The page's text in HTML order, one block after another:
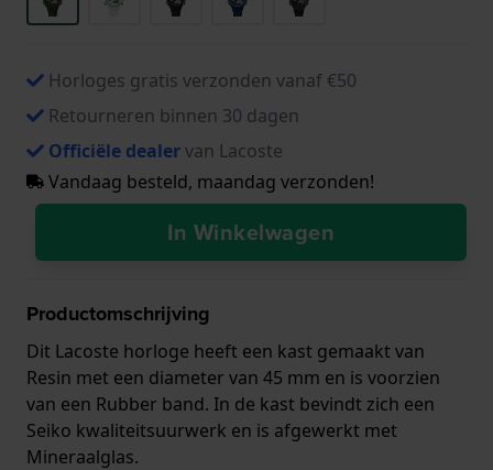
Horloges gratis verzonden vanaf €50
Retourneren binnen 30 dagen
Officiële dealervan Lacoste
Vandaag besteld, maandag verzonden!
In Winkelwagen
Productomschrijving
Dit Lacoste horloge heeft een kast gemaakt van
Resin met een diameter van 45 mm en is voorzien
van een Rubber band. In de kast bevindt zich een
Seiko kwaliteitsuurwerk en is afgewerkt met
Mineraalglas.